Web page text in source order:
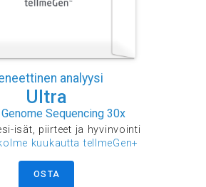
analyysi
Ultra
Sequencing 30x
isät, piirteet ja hyvinvointi
kuukautta tellmeGen+
OSTA